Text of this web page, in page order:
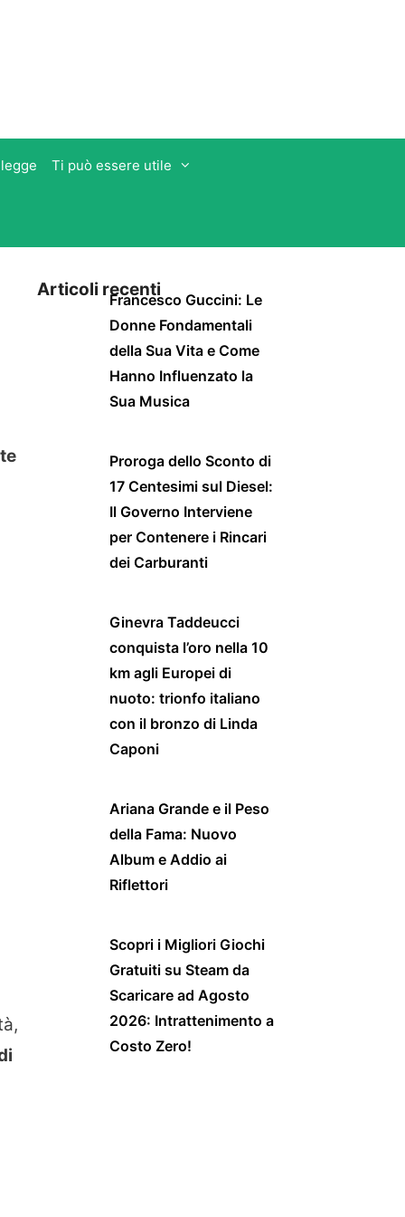
Ti può essere utile
Articoli recentiFrancesco Guccini: Le
Donne Fondamentali
della Sua Vita e Come
Hanno Influenzato la
Sua Musica
Proroga dello Sconto di
17 Centesimi sul Diesel:
Il Governo Interviene
per Contenere i Rincari
dei Carburanti
Ginevra Taddeucci
conquista l’oro nella 10
km agli Europei di
nuoto: trionfo italiano
con il bronzo di Linda
Caponi
Ariana Grande e il Peso
della Fama: Nuovo
Album e Addio ai
Riflettori
Scopri i Migliori Giochi
Gratuiti su Steam da
Scaricare ad Agosto
2026: Intrattenimento a
Costo Zero!